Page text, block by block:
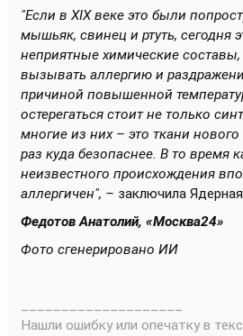
"Если в XIX веке это были
мышьяк, свинец и ртуть, сегодня
неприятные химические
вызывать аллергию и
причиной повышенной
остерегаться стоит не только
многие из них – это ткани
раз куда безопаснее. В то время
неизвестного происхождения
аллергичен", – заключила
Федотов Анатолий, «Москва24»
Фото сгенерировано ИИ
Нашли ошибку или опечатку в